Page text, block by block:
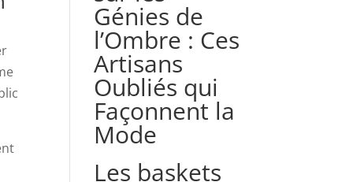
Génies de
l’Ombre : Ces
Artisans
Oubliés qui
Façonnent la
Mode
Les baskets